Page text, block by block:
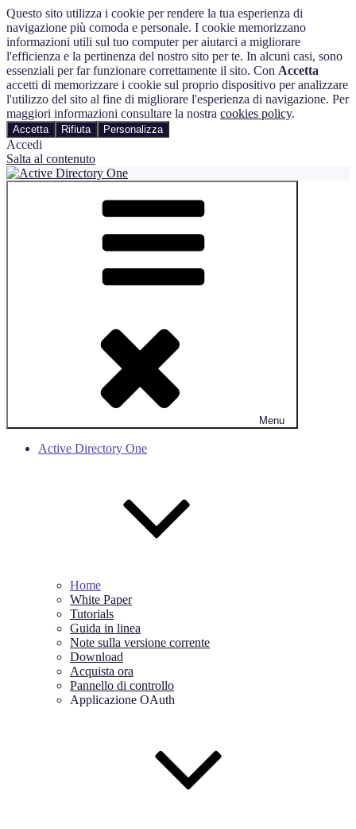
Questo sito utilizza i cookie per rendere la tua esperienza di
navigazione più comoda e personale. I cookie memorizzano
informazioni utili sul tuo computer per aiutarci a migliorare
l'efficienza e la pertinenza del nostro sito per te. In alcuni casi, sono
essenziali per far funzionare correttamente il sito. Con Accetta
accetti di memorizzare i cookie sul proprio dispositivo per analizzare
l'utilizzo del sito al fine di migliorare l'esperienza di navigazione. Per
maggiori informazioni consultare la nostra cookies policy.
Accetta Rifiuta Personalizza
Accedi
Salta al contenuto
Active Directory One
Automatizza e monitora il processo di gestione degli utenti in Active
Directory e Microsoft 365
Menu
Active Directory One
Home
White Paper
Tutorials
Guida in linea
Note sulla versione corrente
Download
Acquista ora
Pannello di controllo
Applicazione OAuth